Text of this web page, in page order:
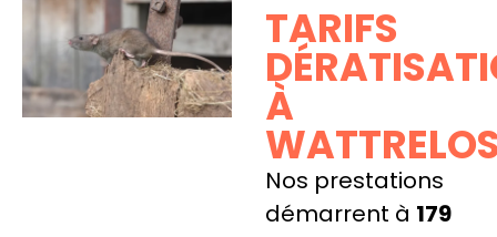
TARIFS
À
Nos prestations
démarrent à 179